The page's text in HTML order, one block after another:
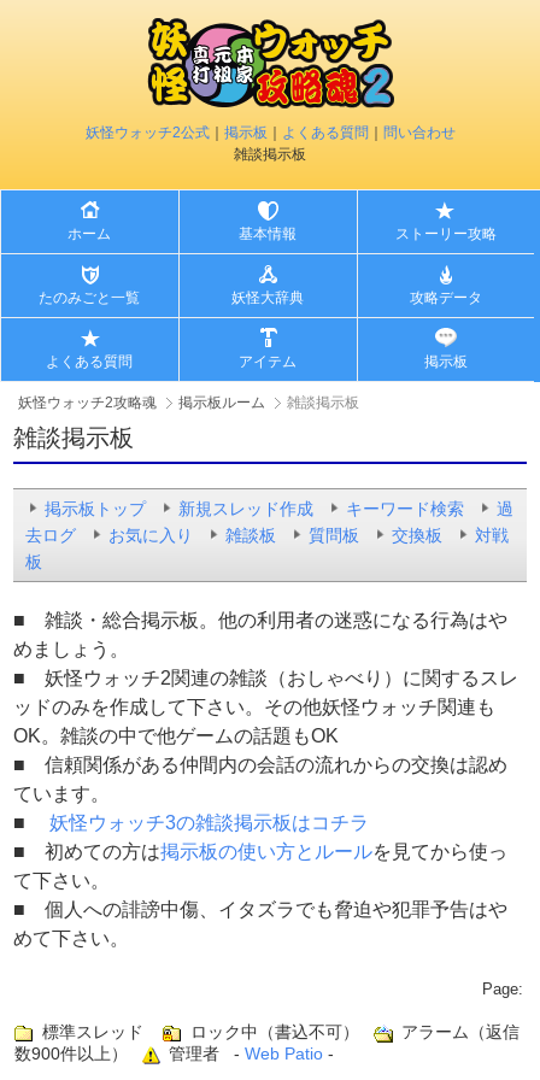
妖怪ウォッチ2公式｜ 掲示板 よくある質問
問い合わせ
雑談掲示板
ホーム 基本情報 ストーリー攻略
たのみごと一覧 妖怪大辞典 攻略データ
よくある質問 アイテム 掲示板
妖怪ウォッチ2攻略魂 掲示板ルーム 雑談掲示板
雑談掲示板
掲示板トップ 新規スレッド作成 キーワード検索
過
去ログ
お気に入り 雑談板 質問板 交換板
対戦
板
■ 雑談・総合掲示板。他の利用者の迷惑になる行為はや
めましょう。
■ 妖怪ウォッチ2関連の雑談（おしゃべり）に関するスレ
ッドのみを作成して下さい。その他妖怪ウォッチ関連も
OK。雑談の中で他ゲームの話題もOK
■ 信頼関係がある仲間内の会話の流れからの交換は認め
ています。
■妖怪ウォッチ3の雑談掲示板はコチラ
■ 初めての方は掲示板の使い方とルールを見てから使っ
て下さい。
■ 個人への誹謗中傷、イタズラでも脅迫や犯罪予告はや
めて下さい。
Page:
標準スレッド ロック中（書込不可）
アラーム（返信
数900件以上）
管理者 -Web Patio -